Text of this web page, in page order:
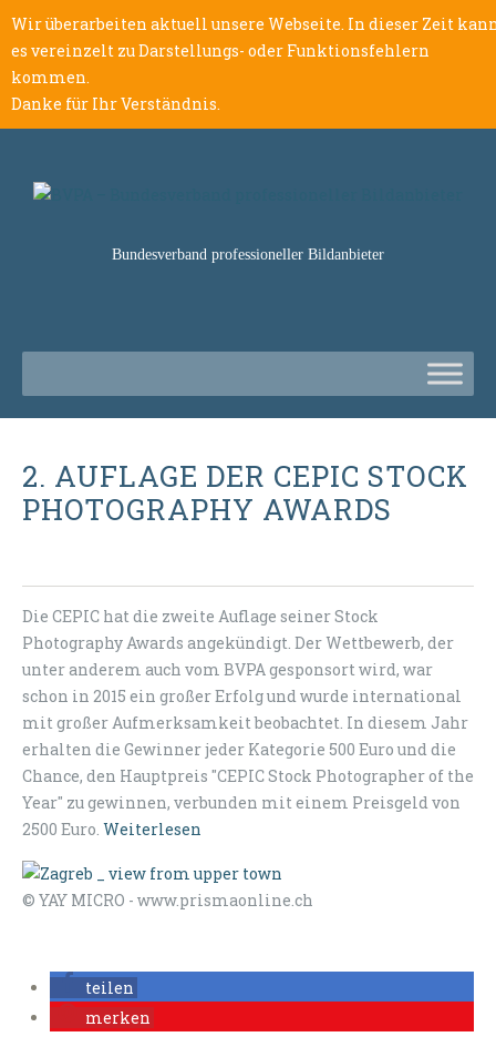
Wir überarbeiten aktuell unsere Webseite. In dieser Zeit
es vereinzelt zu Darstellungs- oder Funktionsfehlern
kommen.
Danke für Ihr Verständnis.
Bundesverband professioneller Bildanbieter
2. AUFLAGE DER CEPIC STOCK
PHOTOGRAPHY AWARDS
Die CEPIC hat die zweite Auflage seiner Stock
Photography Awards angekündigt. Der Wettbewerb, der
unter anderem auch vom BVPA gesponsort wird, war
schon in 2015 ein großer Erfolg und wurde international
mit großer Aufmerksamkeit beobachtet. In diesem Jahr
erhalten die Gewinner jeder Kategorie 500 Euro und die
Chance, den Hauptpreis "CEPIC Stock Photographer of the
Year" zu gewinnen, verbunden mit einem Preisgeld von
2500 Euro. Weiterlesen
© YAY MICRO - www.prismaonline.ch
teilen
merken